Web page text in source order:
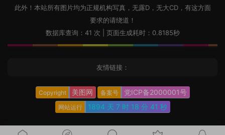
此外！本站所有图片均为正规机构写真，无露D，无大CD，有这方面
要求的请绕道！
数据库查询：41 次 | 页面生成耗时：0.8185秒
友情链接：
Copyright 美图网 备案号 党ICP备2000001号
网站运行 1894 天 7 时 18 分 42 秒